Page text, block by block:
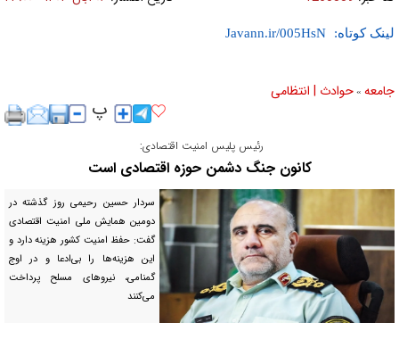
لینک کوتاه:
جامعه » حوادث | انتظامی
رئیس پلیس امنیت اقتصادی:
کانون جنگ دشمن حوزه اقتصادی است
سردار حسین رحیمی روز گذشته در
دومین همایش ملی امنیت اقتصادی
گفت: حفظ امنیت کشور هزینه دارد و
این هزینه‌ها را بی‌ادعا و در اوج
گمنامی، نیرو‌های مسلح پرداخت
می‌کنند